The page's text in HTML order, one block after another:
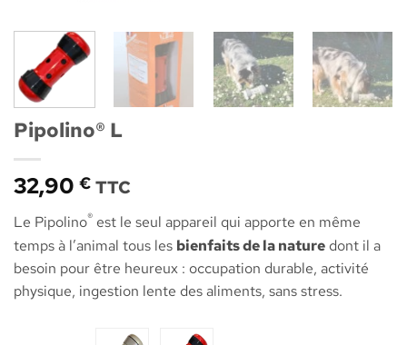
Pipolino® L
32,90 € TTC
Le Pipolino® est le seul appareil qui apporte en même
temps à l’animal tous les bienfaits de la nature dont il a
besoin pour être heureux : occupation durable, activité
physique, ingestion lente des aliments, sans stress.